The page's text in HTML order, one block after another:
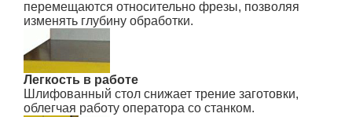
перемещаются относительно фрезы, позволяя
изменять глубину обработки.
Легкость в работе
Шлифованный стол снижает трение заготовки,
облегчая работу оператора со станком.